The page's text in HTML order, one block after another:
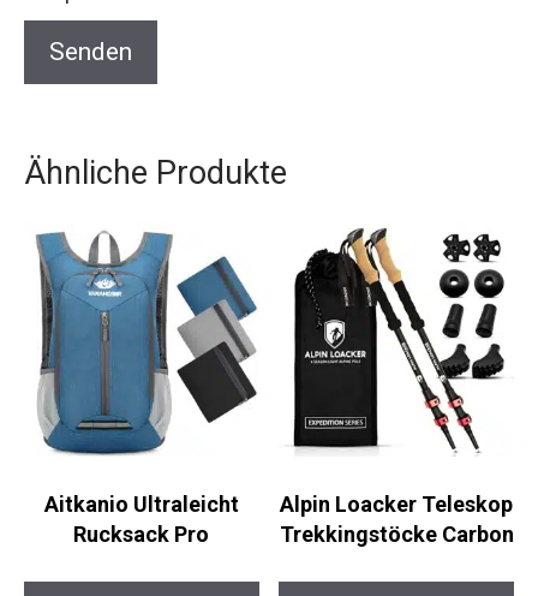
Ähnliche Produkte
Aitkanio Ultraleicht
Rucksack Pro
Alpin Loacker Teleskop
Trekkingstöcke Carbon